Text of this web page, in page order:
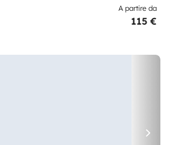
A partire da
115 €